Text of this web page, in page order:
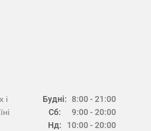
Будні:
Сб:
Нд:
8:00 - 21:00
9:00 - 20:00
10:00 - 20:00
і